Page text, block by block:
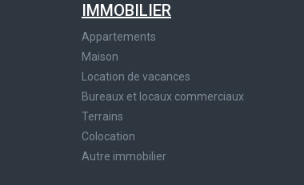
IMMOBILIER
Appartements
Maison
Location de vacances
Bureaux et locaux commerciaux
Terrains
Colocation
Autre immobilier